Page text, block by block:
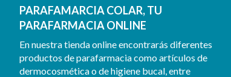
PARAFAMARCIA COLAR, TU
PARAFARMACIA ONLINE
En nuestra tienda online encontrarás diferentes
productos de parafarmacia como artículos de
dermocosmética o de higiene bucal, entre